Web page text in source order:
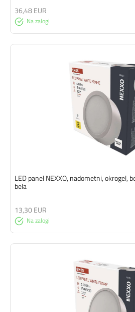
Na zalogi
36,48 EUR
LED panel NEXXO, nadometni, okrogel,
bela
Na zalogi
13,30 EUR